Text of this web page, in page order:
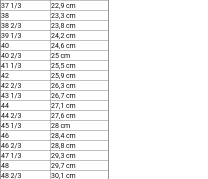
37 1/3
22,9 cm
38
23,3 cm
38 2/3
23,8 cm
39 1/3
24,2 cm
40
24,6 cm
40 2/3
25 cm
41 1/3
25,5 cm
42
25,9 cm
42 2/3
26,3 cm
43 1/3
26,7 cm
44
27,1 cm
44 2/3
27,6 cm
45 1/3
28 cm
46
28,4 cm
46 2/3
28,8 cm
47 1/3
29,3 cm
48
29,7 cm
48 2/3
30,1 cm